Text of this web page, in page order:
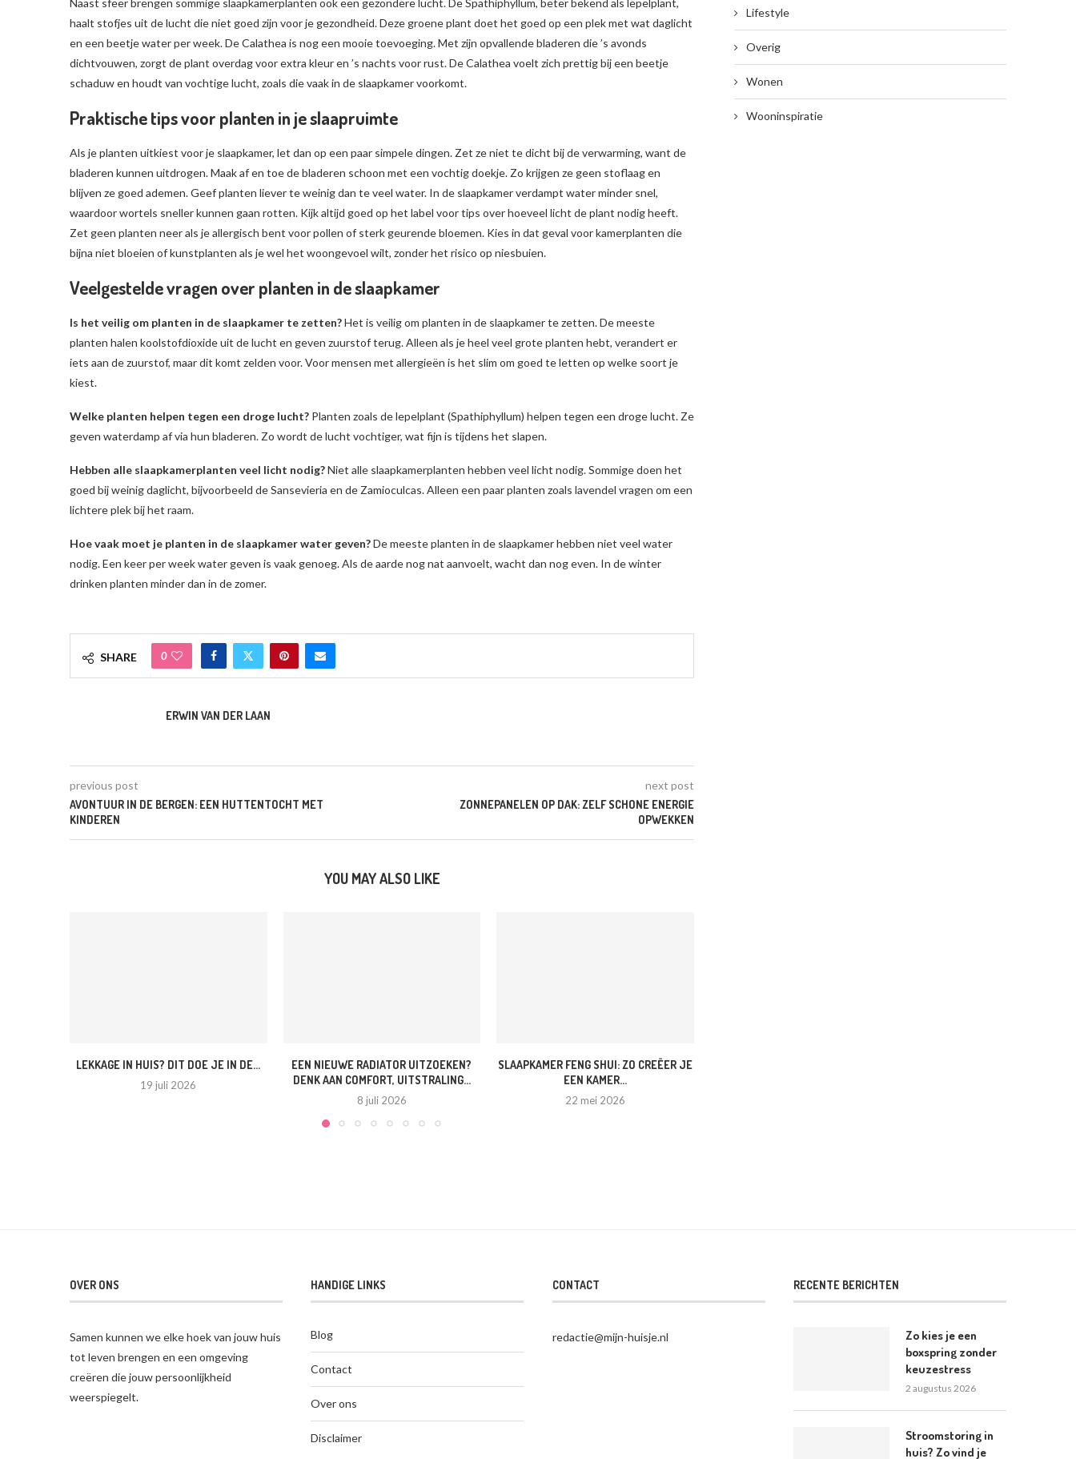
Naast sfeer brengen sommige slaapkamerplanten ook een gezondere lucht. De Spathiphyllum, beter bekend als lepelplant,
haalt stofjes uit de lucht die niet goed zijn voor je gezondheid. Deze groene plant doet het goed op een plek met wat daglicht
en een beetje water per week. De Calathea is nog een mooie toevoeging. Met zijn opvallende bladeren die ’s avonds
dichtvouwen, zorgt de plant overdag voor extra kleur en ’s nachts voor rust. De Calathea voelt zich prettig bij een beetje
schaduw en houdt van vochtige lucht, zoals die vaak in de slaapkamer voorkomt.
Praktische tips voor planten in je slaapruimte
Als je planten uitkiest voor je slaapkamer, let dan op een paar simpele dingen. Zet ze niet te dicht bij de verwarming, want de
bladeren kunnen uitdrogen. Maak af en toe de bladeren schoon met een vochtig doekje. Zo krijgen ze geen stoflaag en
blijven ze goed ademen. Geef planten liever te weinig dan te veel water. In de slaapkamer verdampt water minder snel,
waardoor wortels sneller kunnen gaan rotten. Kijk altijd goed op het label voor tips over hoeveel licht de plant nodig heeft.
Zet geen planten neer als je allergisch bent voor pollen of sterk geurende bloemen. Kies in dat geval voor kamerplanten die
bijna niet bloeien of kunstplanten als je wel het woongevoel wilt, zonder het risico op niesbuien.
Veelgestelde vragen over planten in de slaapkamer
Is het veilig om planten in de slaapkamer te zetten?Het is veilig om planten in de slaapkamer te zetten. De meeste
planten halen koolstofdioxide uit de lucht en geven zuurstof terug. Alleen als je heel veel grote planten hebt, verandert er
iets aan de zuurstof, maar dit komt zelden voor. Voor mensen met allergieën is het slim om goed te letten op welke soort je
kiest.
Welke planten helpen tegen een droge lucht? Planten zoals de lepelplant (Spathiphyllum) helpen tegen een droge lucht. Ze
geven waterdamp af via hun bladeren. Zo wordt de lucht vochtiger, wat fijn is tijdens het slapen.
Hebben alle slaapkamerplanten veel licht nodig?Niet alle slaapkamerplanten hebben veel licht nodig. Sommige doen het
goed bij weinig daglicht, bijvoorbeeld de Sansevieria en de Zamioculcas. Alleen een paar planten zoals lavendel vragen om een
lichtere plek bij het raam.
Hoe vaak moet je planten in de slaapkamer water geven?De meeste planten in de slaapkamer hebben niet veel water
nodig. Een keer per week water geven is vaak genoeg. Als de aarde nog nat aanvoelt, wacht dan nog even. In de winter
drinken planten minder dan in de zomer.
SHARE 0
ERWIN VAN DER LAAN
previous post
AVONTUUR IN DE BERGEN: EEN HUTTENTOCHT MET
KINDEREN
next post
ZONNEPANELEN OP DAK: ZELF SCHONE ENERGIE
OPWEKKEN
YOU MAY ALSO LIKE
LEKKAGE IN HUIS? DIT DOE JE IN DE...
19 juli 2026
EEN NIEUWE RADIATOR UITZOEKEN?
DENK AAN COMFORT, UITSTRALING...
8 juli 2026
SLAAPKAMER FENG SHUI: ZO CREËER JE
EEN KAMER...
22 mei 2026
Lifestyle
Overig
Wonen
Wooninspiratie
OVER ONS
Samen kunnen we elke hoek van jouw huis
tot leven brengen en een omgeving
creëren die jouw persoonlijkheid
weerspiegelt.
HANDIGE LINKS
Blog
Contact
Over ons
Disclaimer
CONTACT
redactie@mijn-huisje.nl
RECENTE BERICHTEN
Zo kies je een
boxspring zonder
keuzestress
2 augustus 2026
Stroomstoring in
huis? Zo vind je